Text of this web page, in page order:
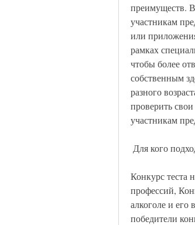
преимуществ.
участникам
или
рамках
чтобы более
собственным
разного
проверить
участникам
Для кого
Конкурс теста
профессий,
алкоголе и его
победители